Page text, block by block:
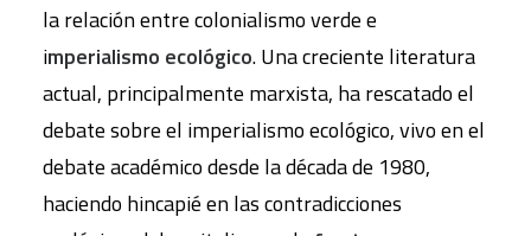
la relación entre colonialismo verde e
imperialismo ecológico. Una creciente literatura
actual, principalmente marxista, ha rescatado el
debate sobre el imperialismo ecológico, vivo en el
debate académico desde la década de 1980,
haciendo hincapié en las contradicciones